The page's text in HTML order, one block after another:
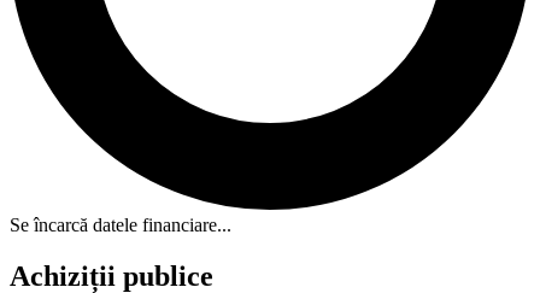
Se încarcă datele financiare...
Achiziții publice